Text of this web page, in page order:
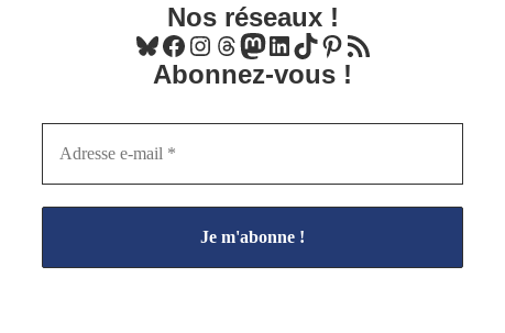
Nos réseaux !
Bluesky Facebook Instagram Threads Mastodon LinkedIn TikTok Pinterest
Flux RSS
Abonnez-vous !